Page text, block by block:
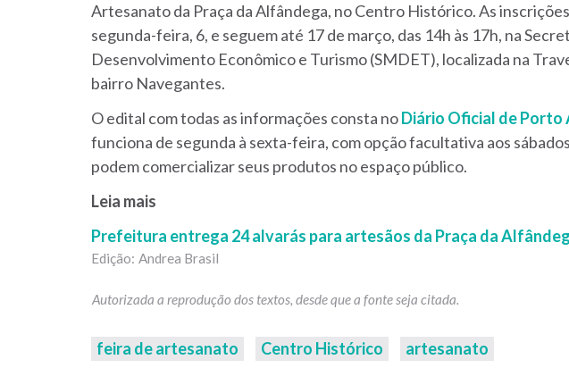
Artesanato da Praça da Alfândega, no Centro Histórico. As
segunda-feira, 6, e seguem até 17 de março, das 14h às 17h, na
Desenvolvimento Econômico e Turismo (SMDET), localizada na
bairro Navegantes.
O edital com todas as informações consta noDiário Oficial de Porto
funciona de segunda à sexta-feira, com opção facultativa aos
podem comercializar seus produtos no espaço público.
Leia mais
Prefeitura entrega 24 alvarás para artesãos da Praça da
Andrea Brasil
feira de artesanato Centro Histórico artesanato